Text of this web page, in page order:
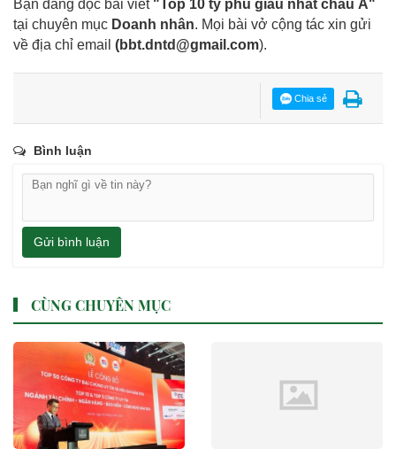
Bạn đang đọc bài viết "Top 10 tỷ phú giàu nhất châu Á"
tại chuyên mục Doanh nhân. Mọi bài vở cộng tác xin gửi
về địa chỉ email (bbt.dntd@gmail.com).
Chia sẻ
Bình luận
Gửi bình luận
CÙNG CHUYÊN MỤC